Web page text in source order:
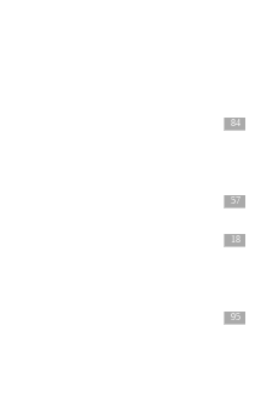
84
57
18
95